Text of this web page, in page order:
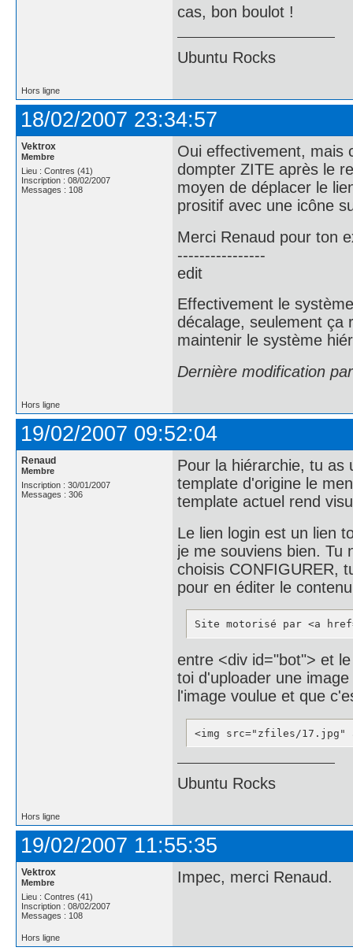
cas, bon boulot !
Ubuntu Rocks
Hors ligne
18/02/2007 23:34:57
Vektrox
Membre
Lieu : Contres (41)
Inscription : 08/02/2007
Messages : 108
Oui effectivement, mais
dompter ZITE après le
moyen de déplacer le
prositif avec une icône
Merci Renaud pour ton
----------------
edit
Effectivement le
décalage, seulement ça
maintenir le système
Dernière modification
Hors ligne
19/02/2007 09:52:04
Renaud
Membre
Inscription : 30/01/2007
Messages : 306
Pour la hiérarchie, tu as
template d'origine le
template actuel rend
Le lien login est un lien
je me souviens bien. Tu
choisis CONFIGURER,
pour en éditer le
Site motorisé par <a
entre <div id="bot"> et
toi d'uploader une
l'image voulue et que
<img src="zfiles/17.jpg"
Ubuntu Rocks
Hors ligne
19/02/2007 11:55:35
Vektrox
Membre
Lieu : Contres (41)
Inscription : 08/02/2007
Messages : 108
Impec, merci Renaud.
Hors ligne